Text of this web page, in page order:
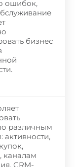
ошибок,
бизнес
различным
активности,
каналам
CRM-